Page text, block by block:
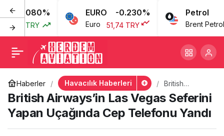
0.080%
TRY
EURO -0.230%
Euro 51,74 TRY
Petrol
Brent Petrol
Haberler Havacılık Haberleri
British
Airways’in Las
Vegas
Seferini
Yapan
British Airways’in Las Vegas Seferini
Yapan Uçağında Cep Telefonu Yandı
British Airways’in Las
Vegas Seferini Yapan
Uçağında Cep Telefonu
Yandı
+ - 0